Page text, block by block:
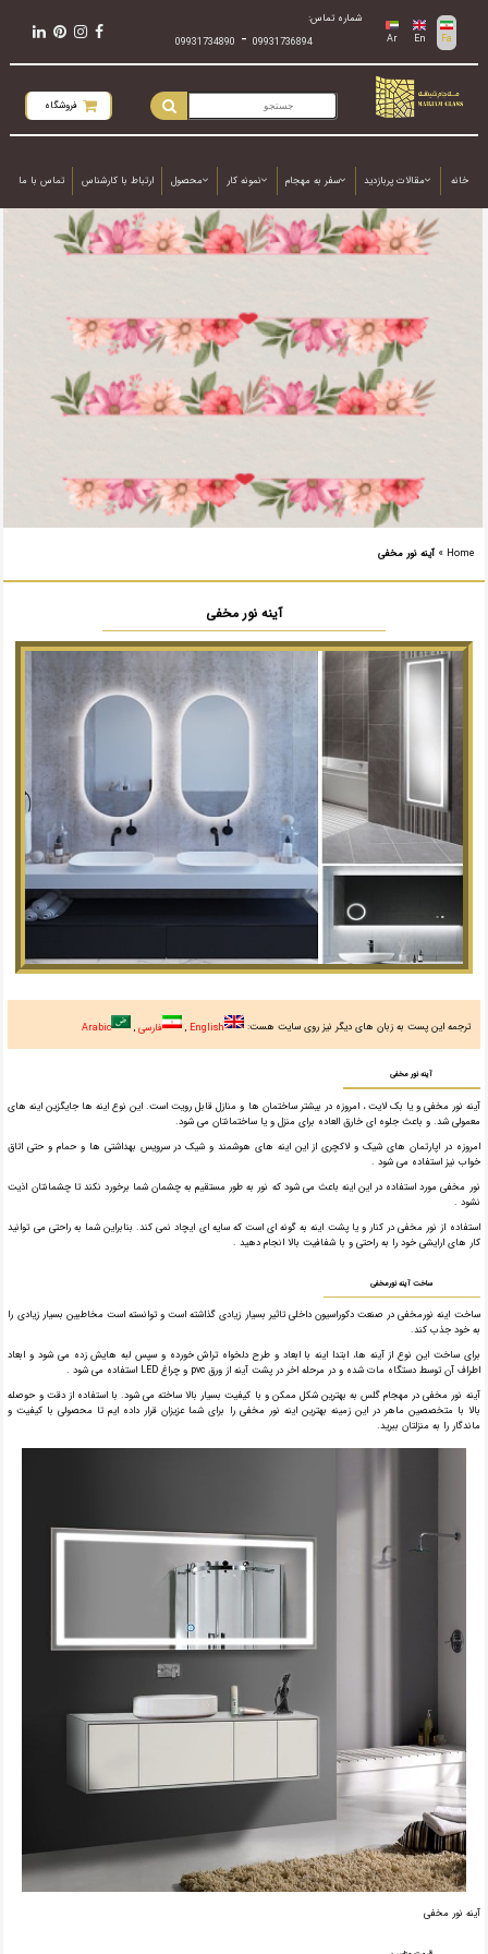
Fa
En
Ar
شماره تماس:
09931736894
-
09931734890
فروشگاه
خانه مقالات پربازدید سفر به مهجام نمونه کار محصول ارتباط با کارشناس تماس با ما
Home
» آینه نور مخفی
آینه نور مخفی
ترجمه این پست به زبان های دیگر نیز روی سایت هست: English فارسی Arabic
آینه نور مخفی
آینه نور مخفی و یا بک لایت ، امروزه در بیشتر ساختمان ها و منازل قابل رویت است. این نوع اینه ها جایگزین اینه های
معمولی شد. و باعث جلوه ای خارق العاده برای منزل و یا ساختمانتان می شود.
امروزه در اپارتمان های شیک و لاکچری از این اینه های هوشمند و شیک در سرویس بهداشتی ها و حمام و حتی اتاق
خواب نیز استفاده می شود .
نور مخفی مورد استفاده در این اینه باعث می شود که نور به طور مستقیم به چشمان شما برخورد نکند تا چشمانتان اذیت
نشود .
استفاده از نور مخفی در کنار و یا پشت اینه به گونه ای است که سایه ای ایچاد نمی کند. بنابراین شما به راحتی می توانید
کار های ارایشی خود را به راحتی و با شفافیت بالا انجام دهید .
ساخت آینه نورمخفی
ساخت اینه نورمخفی در صنعت دکوراسیون داخلی تاثیر بسیار زیادی گذاشته است و توانسته است مخاطبین بسیار زیادی را
به خود جذب کند.
برای ساخت این نوع از آینه ها، ابتدا اینه با ابعاد و طرح دلخواه تراش خورده و سپس لبه هایش زده می شود و ابعاد
اطراف آن توسط دستگاه مات شده و در مرحله اخر در پشت آینه از ورق pvc و چراغ LED استفاده می شود .
آینه نور مخفی در مهجام گلس به بهترین شکل ممکن و با کیفیت بسیار بالا ساخته می شود. با استفاده از دقت و حوصله
بالا با متخصصین ماهر در این زمینه بهترین اینه نور مخفی را برای شما عزیزان قرار داده ایم تا محصولی با کیفیت و
ماندگار را به منزلتان ببرید.
آینه نور مخفی